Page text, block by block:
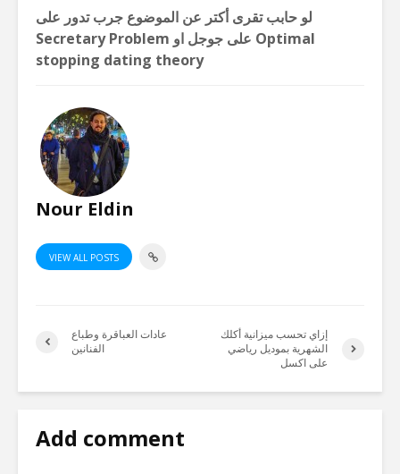
لو حابب تقرى أكتر عن الموضوع جرب تدور على
Secretary Problem على جوجل او Optimal
stopping dating theory
Nour Eldin
VIEW ALL POSTS
عادات العباقرة وطباع
الفنانين
إزاي تحسب ميزانية أكلك
الشهرية بموديل رياضي
على اكسل
Add comment